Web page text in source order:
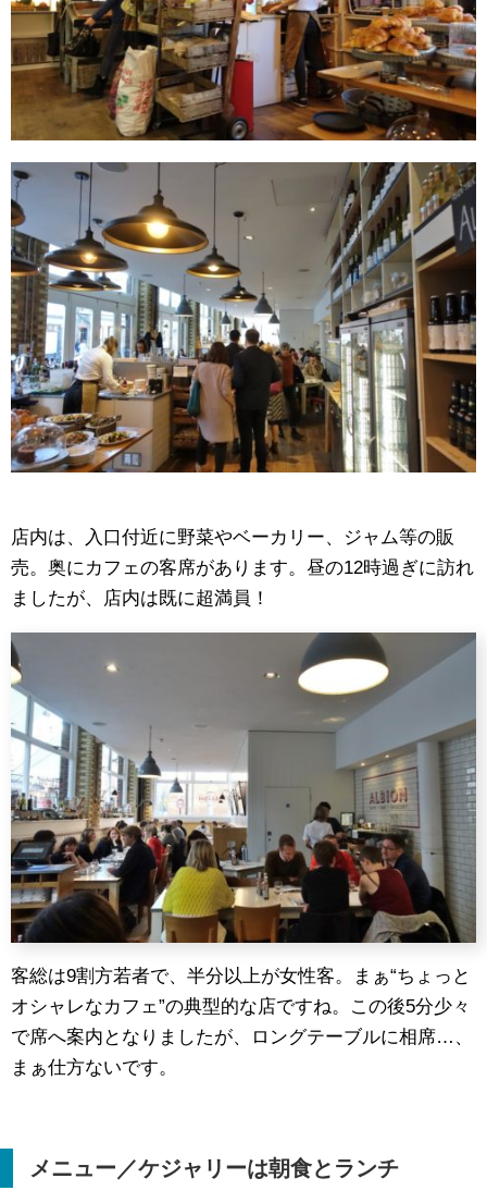
店内は、入口付近に野菜やベーカリー、ジャム等の販
売。奥にカフェの客席があります。昼の12時過ぎに訪れ
ましたが、店内は既に超満員！
客総は9割方若者で、半分以上が女性客。まぁ“ちょっと
オシャレなカフェ”の典型的な店ですね。この後5分少々
で席へ案内となりましたが、ロングテーブルに相席…、
まぁ仕方ないです。
メニュー／ケジャリーは朝食とランチ